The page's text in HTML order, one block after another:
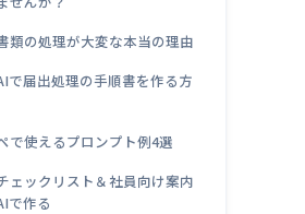
類の処理が大変な本当の理由
で届出処理の手順書を作る方
で使えるプロンプト例4選
ェックリスト＆社員向け案内
で作る